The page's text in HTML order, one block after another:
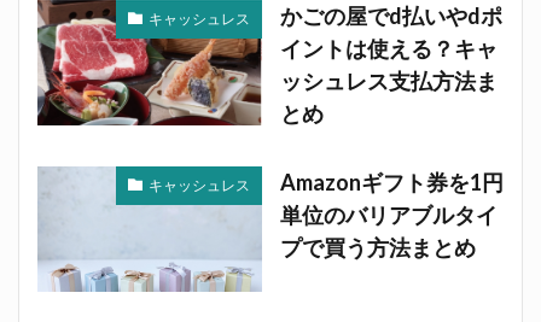
キャッシュレス
かごの屋でd払いやdポ
イントは使える？キャ
ッシュレス支払方法ま
とめ
キャッシュレス
Amazonギフト券を1円
単位のバリアブルタイ
プで買う方法まとめ